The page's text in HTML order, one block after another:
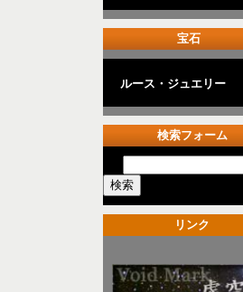
宝石
ルース・ジュエリー
検索フォーム
リンク